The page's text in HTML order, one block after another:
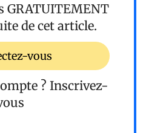
GRATUITEMENT
de cet article.
vous
? Inscrivez-